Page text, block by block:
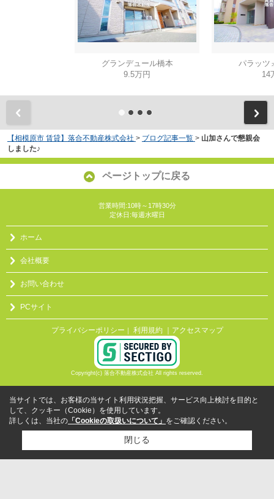
グランデュール橋本
9.5万円
パラッ
14
【相模原市 賃貸】落合不動産株式会社 > ブログ記事一覧 > 山加さんで懇親会
しました♪
ページトップに戻る
営業時間:10時～17時30分
定休日:毎週水曜日
ホーム
会社概要
お問い合わせ
PCサイト
プライバシーポリシー ｜ 利用規約 ｜アクセスマップ
Copyright(c) 落合不動産株式会社 All rights reserved.
当サイトでは、お客様の当サイト利用状況把握、サービス向上検討を目的と
して、クッキー（Cookie）を使用しています。
詳しくは、当社の 「Cookieの取扱いについて」 をご確認ください。
閉じる